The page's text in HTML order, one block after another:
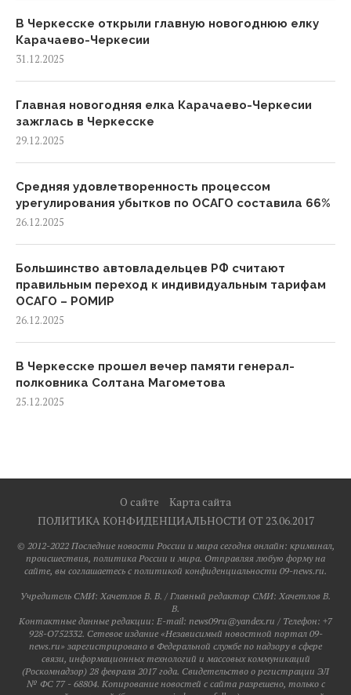
В Черкесске открыли главную новогоднюю елку
Карачаево-Черкесии
31.12.2025
Главная новогодняя елка Карачаево-Черкесии
зажглась в Черкесске
29.12.2025
Средняя удовлетворенность процессом
урегулирования убытков по ОСАГО составила 66%
26.12.2025
Большинство автовладельцев РФ считают
правильным переход к индивидуальным тарифам
ОСАГО – РОМИР
26.12.2025
В Черкесске прошел вечер памяти генерал-
полковника Солтана Магометова
25.12.2025
О сайте
Карта сайта
ПОЛИТИКА КОНФИДЕНЦИАЛЬНОСТИ ОТ 23.06.2017
© 2012-2022 Последние новости России и мира сегодня онлайн: криминал,
происшествия, политика России и мира. Отправляя любую форму на
сайте, вы соглашаетесь с политикой конфиденциальности 09-news.ru.
Учредитель СМИ: Хaчeтлoв B. B. / Главный редактор СМИ: Хaчeтлoв B.
B.
Контактные данные редакции: E-mail: news09ru@yandex.ru / Телефон: +7
928-O752332. Сетевое издание «Независимый новостной портал 09-
news.ru» зарегистрировано в Федеральной службе по надзору в сфере
связи, информационных технологий и массовых коммуникаций
(Роскомнадзор) 28 февраля 2017 года. Свидетельство о регистрации ЭЛ
№ ФС 77 - 68804. Копирование новостей с сайта разрешено, только с